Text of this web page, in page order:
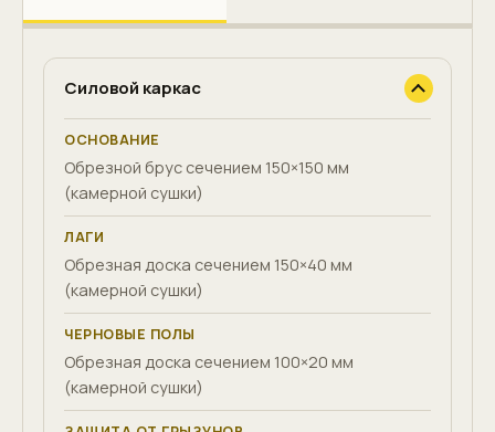
Силовой каркас
ОСНОВАНИЕ
Обрезной брус сечением 150×150 мм
(камерной сушки)
ЛАГИ
Обрезная доска сечением 150×40 мм
(камерной сушки)
ЧЕРНОВЫЕ ПОЛЫ
Обрезная доска сечением 100×20 мм
(камерной сушки)